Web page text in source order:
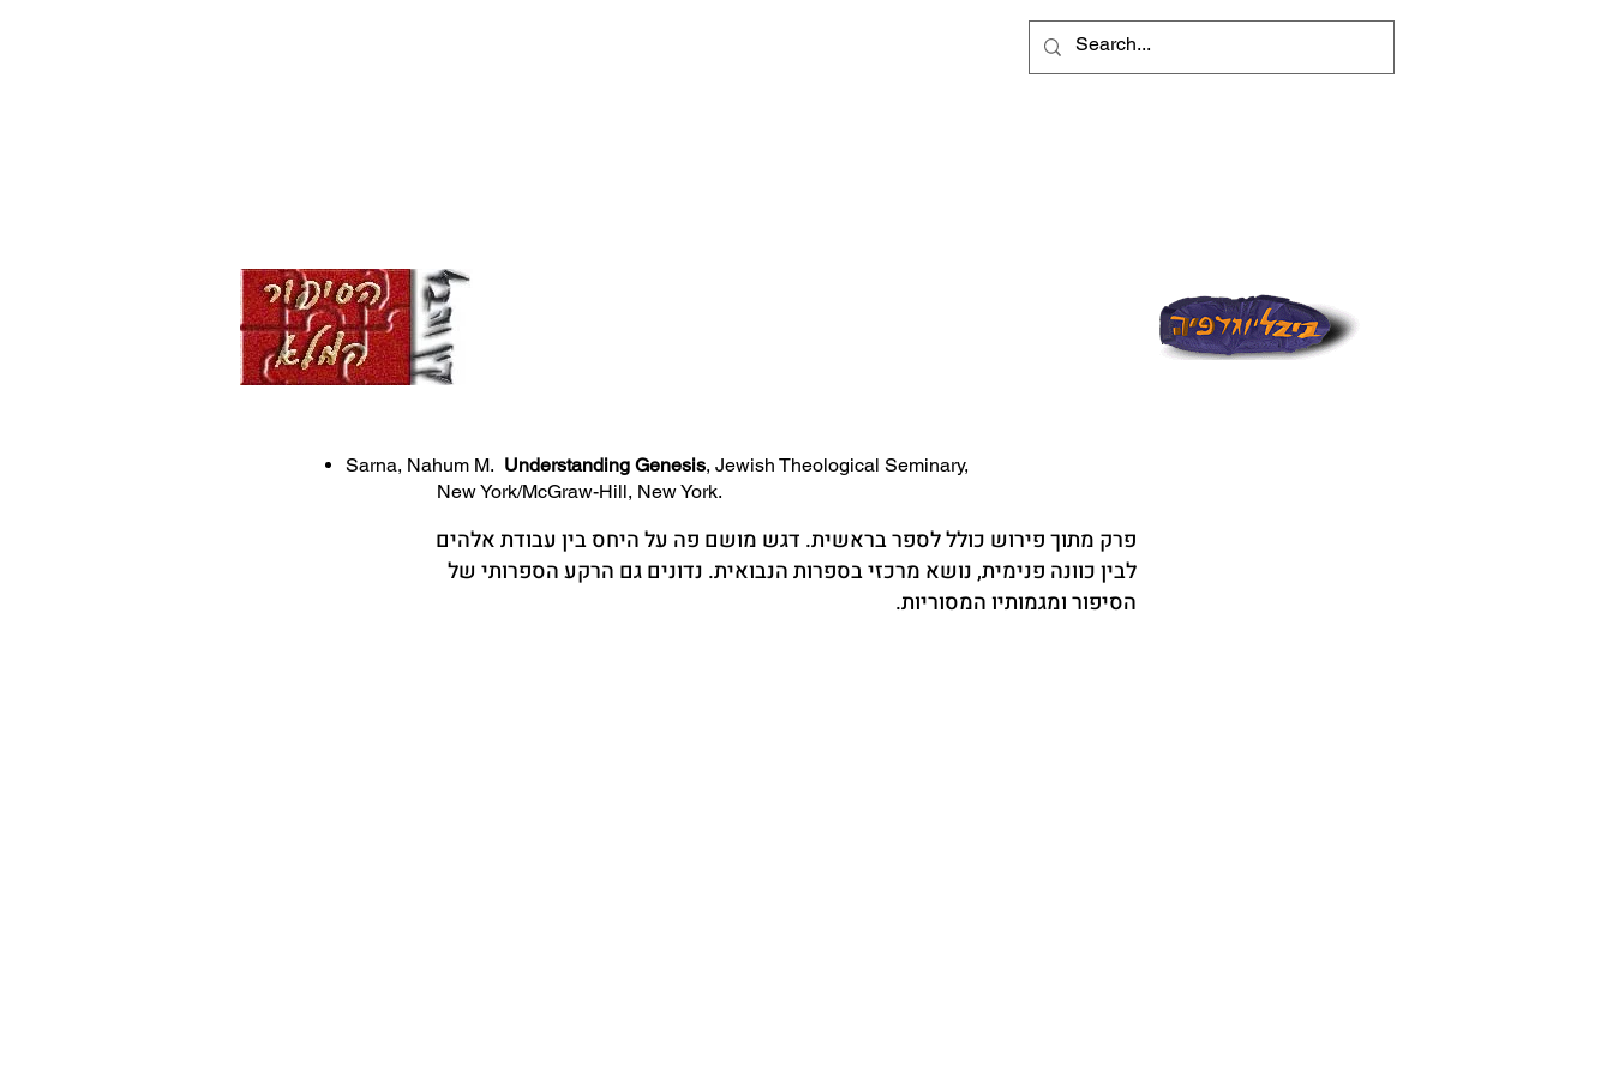
Sarna, Nahum M. Understanding Genesis, Jewish Theological Seminary,
New York/McGraw-Hill, New York.
פרק מתוך פירוש כולל לספר בראשית. דגש מושם פה על היחס בין עבודת אלהים
לבין כוונה פנימית, נושא מרכזי בספרות הנבואית. נדונים גם הרקע הספרותי של
הסיפור ומגמותיו המסוריות.